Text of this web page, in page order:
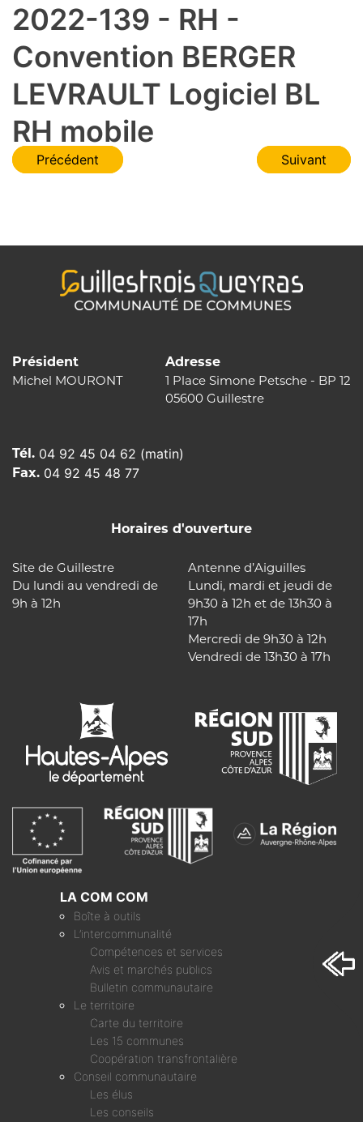
2022-139 - RH -
Convention BERGER
LEVRAULT Logiciel BL
RH mobile
Navigation
Précédent Suivant
Président
Michel MOURONT
Adresse
1 Place Simone Petsche - BP 12
05600 Guillestre
Tél. 04 92 45 04 62 (matin)
Fax. 04 92 45 48 77
Horaires d'ouverture
Site de Guillestre
Du lundi au vendredi de
9h à 12h
Antenne d’Aiguilles
Lundi, mardi et jeudi de
9h30 à 12h et de 13h30 à
17h
Mercredi de 9h30 à 12h
Vendredi de 13h30 à 17h
LA COM COM
Boîte à outils
L’intercommunalité
Compétences et services
Avis et marchés publics
Bulletin communautaire
Le territoire
Carte du territoire
Les 15 communes
Coopération transfrontalière
Conseil communautaire
Les élus
Les conseils